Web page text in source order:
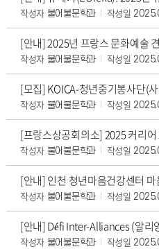
작성자 불어불문학과 작성일
작성자 불어불문학과 작성일
작성자 불어불문학과 작성일
[프랑스상공회의소] 2025 커리어
작성자 불어불문학과 작성일
[안내] 인천 청년마음건강센터
작성자 불어불문학과 작성일
[안내] Défi Inter-Alliances (알리
작성자 불어불문학과 작성일